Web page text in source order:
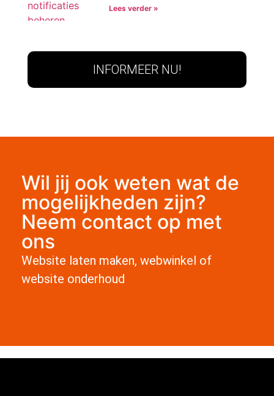
Lees verder »
INFORMEER NU!
Wil jij ook weten wat de
mogelijkheden zijn?
Neem contact op met
ons
Website laten maken, webwinkel of
website onderhoud